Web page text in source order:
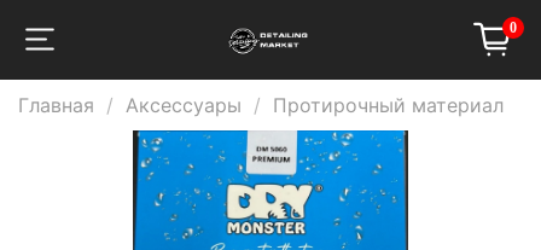
0
Главная Аксессуары Протирочный материал